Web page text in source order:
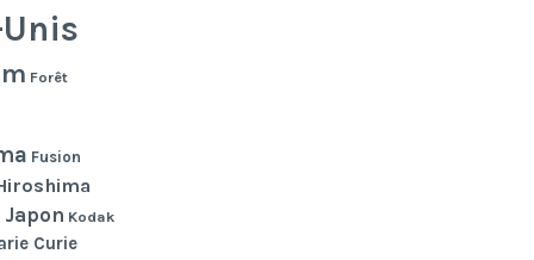
Forêt
Fusion
Japon Kodak
Curie